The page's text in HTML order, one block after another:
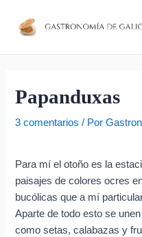
Papanduxas
3 comentarios / Por
Para mí el otoño es la
paisajes de colores ocres
bucólicas que a mí
Aparte de todo esto se
como setas, calabazas y
de
c
i
n
d
e
c